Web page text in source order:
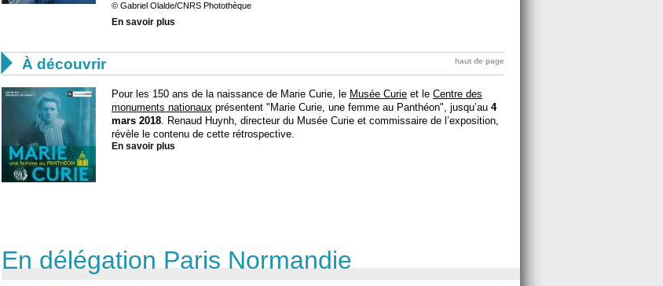
© Gabriel Olalde/CNRS Photothèque
En savoir plus
 À découvrir haut de page
Pour les 150 ans de la naissance de Marie Curie, le Musée Curie et le Centre des
monuments nationaux présentent "Marie Curie, une femme au Panthéon", jusqu’au 4
mars 2018 . Renaud Huynh, directeur du Musée Curie et commissaire de l’exposition,
révèle le contenu de cette rétrospective.
En savoir plus
En délégation Paris Normandie